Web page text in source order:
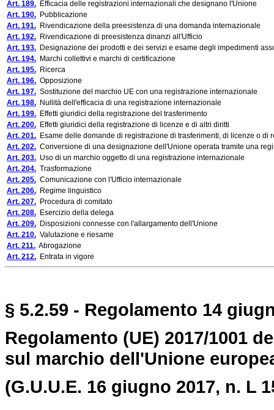
Art. 189. Efficacia delle registrazioni internazionali che designano l'Unione
Art. 190. Pubblicazione
Art. 191. Rivendicazione della preesistenza di una domanda internazionale
Art. 192. Rivendicazione di preesistenza dinanzi all'Ufficio
Art. 193. Designazione dei prodotti e dei servizi e esame degli impedimenti
Art. 194. Marchi collettivi e marchi di certificazione
Art. 195. Ricerca
Art. 196. Opposizione
Art. 197. Sostituzione del marchio UE con una registrazione internazionale
Art. 198. Nullità dell'efficacia di una registrazione internazionale
Art. 199. Effetti giuridici della registrazione del trasferimento
Art. 200. Effetti giuridici della registrazione di licenze e di altri diritti
Art. 201. Esame delle domande di registrazione di trasferimenti, di licenze o di
Art. 202. Conversione di una designazione dell'Unione operata tramite una
Art. 203. Uso di un marchio oggetto di una registrazione internazionale
Art. 204. Trasformazione
Art. 205. Comunicazione con l'Ufficio internazionale
Art. 206. Regime linguistico
Art. 207. Procedura di comitato
Art. 208. Esercizio della delega
Art. 209. Disposizioni connesse con l'allargamento dell'Unione
Art. 210. Valutazione e riesame
Art. 211. Abrogazione
Art. 212. Entrata in vigore
§ 5.2.59 - Regolamento 14
Regolamento (UE) 2017/1001
sul marchio dell'Unione
(G.U.U.E. 16 giugno 2017, n. L